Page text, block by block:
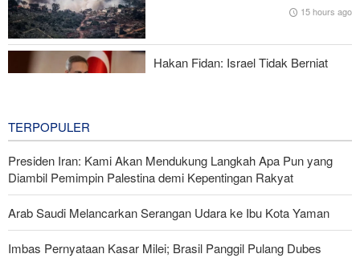
Mengapa AS Nyaris Kehabisan Senjata dalam perang melawan
Iran?
15 hours ago
Hakan Fidan: Israel Tidak Berniat
TERPOPULER
Presiden Iran: Kami Akan Mendukung Langkah Apa Pun yang
Diambil Pemimpin Palestina demi Kepentingan Rakyat
Arab Saudi Melancarkan Serangan Udara ke Ibu Kota Yaman
Imbas Pernyataan Kasar Milei; Brasil Panggil Pulang Dubes